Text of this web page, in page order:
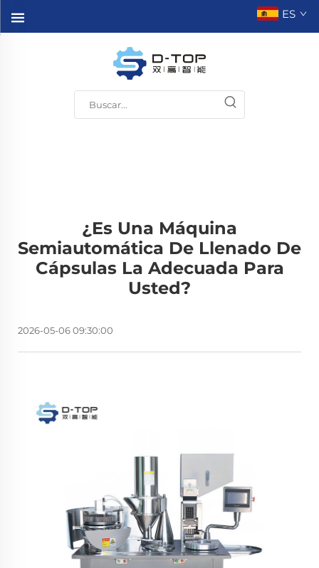
ES
¿Es Una Máquina
Semiautomática De Llenado De
Cápsulas La Adecuada Para
Usted?
2026-05-06 09:30:00